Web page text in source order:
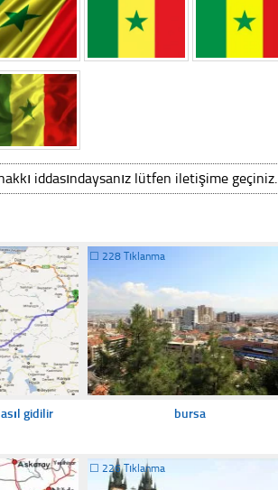
iddasındaysanız lütfen iletişime geçiniz.
gidilir
☐ 228 Tıklanma
bursa
☐ 226 Tıklanma